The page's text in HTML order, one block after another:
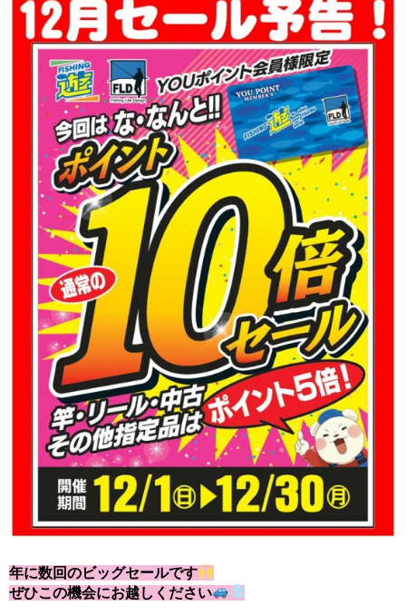
年に数回のビッグセールです
ぜひこの機会にお越しください